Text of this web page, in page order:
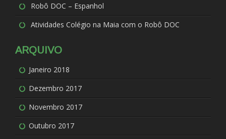
Robô DOC – Espanhol
Atividades Colégio na Maia com o Robô DOC
ARQUIVO
Janeiro 2018
Dezembro 2017
Novembro 2017
Outubro 2017